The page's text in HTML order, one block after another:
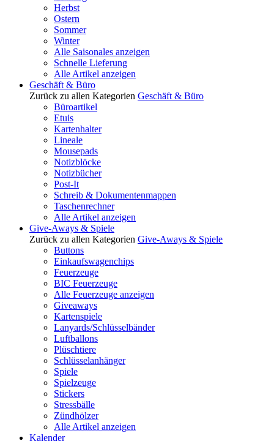
Herbst
Ostern
Sommer
Winter
Alle Saisonales anzeigen
Schnelle Lieferung
Alle Artikel anzeigen
Geschäft & Büro
Zurück zu allen Kategorien Geschäft & Büro
Büroartikel
Etuis
Kartenhalter
Lineale
Mousepads
Notizblöcke
Notizbücher
Post-It
Schreib & Dokumentenmappen
Taschenrechner
Alle Artikel anzeigen
Give-Aways & Spiele
Zurück zu allen Kategorien Give-Aways & Spiele
Buttons
Einkaufswagenchips
Feuerzeuge
BIC Feuerzeuge
Alle Feuerzeuge anzeigen
Giveaways
Kartenspiele
Lanyards/Schlüsselbänder
Luftballons
Plüschtiere
Schlüsselanhänger
Spiele
Spielzeuge
Stickers
Stressbälle
Zündhölzer
Alle Artikel anzeigen
Kalender